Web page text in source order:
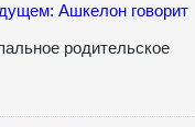
Ашкелон говорит
родительское